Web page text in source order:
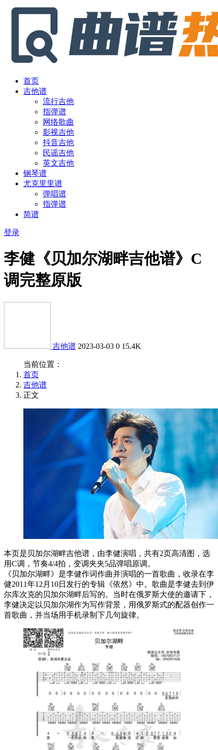
首页
吉他谱
流行吉他
指弹谱
网络歌曲
影视吉他
抖音吉他
民谣吉他
英文吉他
钢琴谱
尤克里里谱
弹唱谱
指弹谱
简谱
登录
李健《贝加尔湖畔吉他谱》C
调完整原版
吉他谱 2023-03-03 0 15.4K
当前位置：
首页
吉他谱
正文
本页是贝加尔湖畔吉他谱，由李健演唱，共有2页高清图，选
用C调，节奏4/4拍，变调夹夹5品弹唱原调。
《贝加尔湖畔》是李健作词作曲并演唱的一首歌曲，收录在李
健2011年12月10日发行的专辑《依然》中。歌曲是李健去到伊
尔库次克的贝加尔湖畔后写的。当时在俄罗斯大使的邀请下，
李健决定以贝加尔湖作为写作背景，用俄罗斯式的配器创作一
首歌曲，并当场用手机录制下几句旋律。